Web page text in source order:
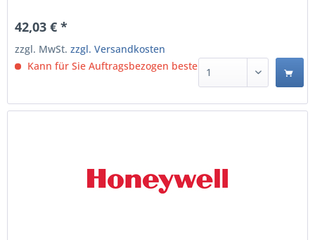
42,03 € *
zzgl. MwSt.zzgl. Versandkosten
Kann für Sie Auftragsbezogen bestellt werden.